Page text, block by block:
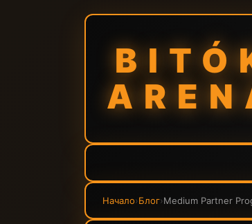
Начало›Блог›Medium Partner